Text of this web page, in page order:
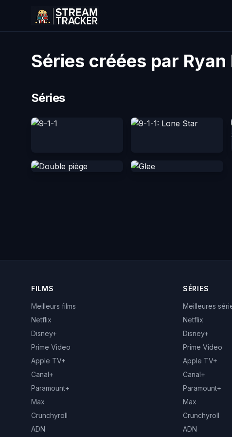
Séries créées par
Séries
FILMS
Meilleurs films
Netflix
Disney+
Prime Video
Apple TV+
Canal+
Paramount+
Max
Crunchyroll
ADN
SÉRIES
Meilleures
Netflix
Disney+
Prime Video
Apple TV+
Canal+
Paramount+
Max
Crunchyroll
ADN